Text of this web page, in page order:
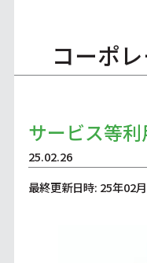
コーポ
サービス等
25.02.26
最終更新日時: 25年02